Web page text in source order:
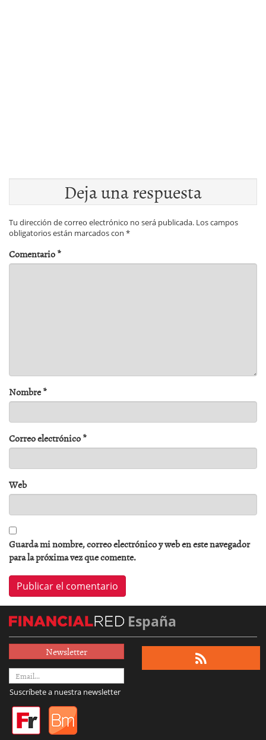
Deja una respuesta
Tu dirección de correo electrónico no será publicada. Los campos
obligatorios están marcados con *
Comentario*
Nombre*
Correo electrónico*
Web
Guarda mi nombre, correo electrónico y web en este navegador
para la próxima vez que comente.
España
Newsletter
Suscríbete a nuestra newsletter